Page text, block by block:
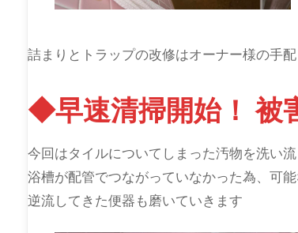
詰まりとトラップの改修はオーナー様の手
◆早速清掃開始！ 被
今回はタイルについてしまった汚物を洗い流
浴槽が配管でつながっていなかった為、可
逆流してきた便器も磨いていきます